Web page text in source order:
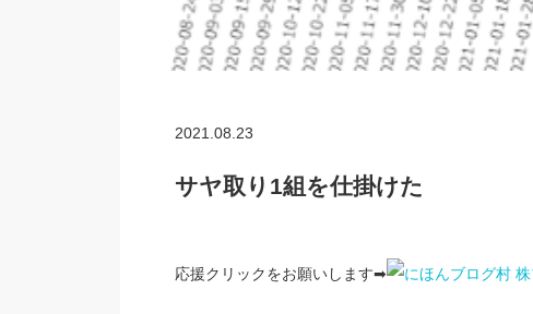
2021.08.23
サヤ取り1組を仕掛けた
応援クリックをお願いします➡